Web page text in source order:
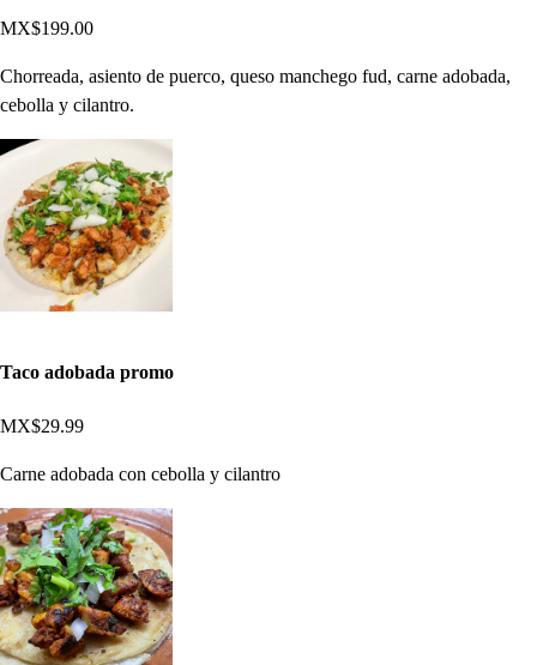
MX$199.00
Chorreada, asiento de puerco, queso manchego fud, carne adobada,
cebolla y cilantro.
Taco adobada promo
MX$29.99
Carne adobada con cebolla y cilantro